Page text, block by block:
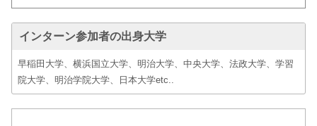
インターン参加者の出身大学
早稲田大学、横浜国立大学、明治大学、中央大学、法政大学、学習
院大学、明治学院大学、日本大学etc..